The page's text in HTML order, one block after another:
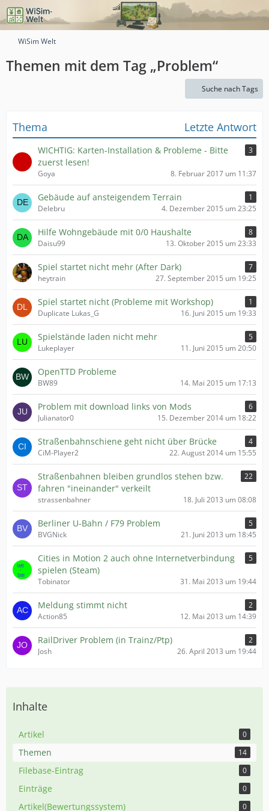
WiSim Welt
Themen mit dem Tag „Problem“
Suche nach Tags
Thema Letzte Antwort
WICHTIG: Karten-Installation & Probleme - Bitte
zuerst lesen!
3
Goya 8. Februar 2017 um 11:37
Gebäude auf ansteigendem Terrain
1
Delebru
4. Dezember 2015 um 23:25
Hilfe Wohngebäude mit 0/0 Haushalte
8
Daisu99
13. Oktober 2015 um 23:33
Spiel startet nicht mehr (After Dark)
7
heytrain
27. September 2015 um 19:25
Spiel startet nicht (Probleme mit Workshop)
1
Duplicate Lukas_G
16. Juni 2015 um 19:33
Spielstände laden nicht mehr
5
Lukeplayer
11. Juni 2015 um 20:50
OpenTTD Probleme
BW89 14. Mai 2015 um 17:13
Problem mit download links von Mods
6
Julianator0
15. Dezember 2014 um 18:22
Straßenbahnschiene geht nicht über Brücke
4
CiM-Player2
22. August 2014 um 15:55
Straßenbahnen bleiben grundlos stehen bzw.
fahren "ineinander" verkeilt
22
strassenbahner 18. Juli 2013 um 08:08
Berliner U-Bahn / F79 Problem
5
BVGNick
21. Juni 2013 um 18:45
Cities in Motion 2 auch ohne Internetverbindung
spielen (Steam)
5
Tobinator 31. Mai 2013 um 19:44
Meldung stimmt nicht
2
Action85
12. Mai 2013 um 14:39
RailDriver Problem (in Trainz/Ptp)
2
Josh
26. April 2013 um 19:44
Inhalte
Artikel 0
Themen 14
Filebase-Eintrag 0
Einträge 0
Artikel(Bewertungssystem) 0